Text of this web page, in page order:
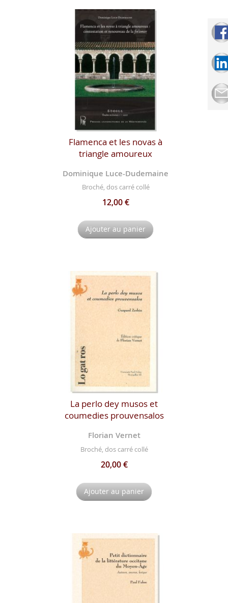
Flamenca et les novas à
triangle amoureux
Dominique Luce-Dudemaine
Broché, dos carré collé
12,00 €
Ajouter au panier
La perlo dey musos et
coumedies prouvensalos
Florian Vernet
Broché, dos carré collé
20,00 €
Ajouter au panier